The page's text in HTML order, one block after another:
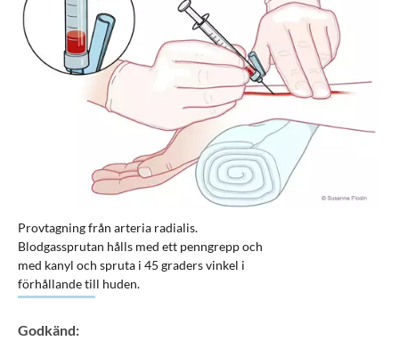
Provtagning från arteria radialis.
Blodgassprutan hålls med ett penngrepp och
med kanyl och spruta i 45 graders vinkel i
förhållande till huden.
Godkänd: